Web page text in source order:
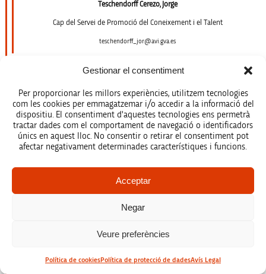
Gestionar el consentiment
Per proporcionar les millors experiències, utilitzem tecnologies
com les cookies per emmagatzemar i/o accedir a la informació del
dispositiu. El consentiment d'aquestes tecnologies ens permetrà
tractar dades com el comportament de navegació o identificadors
únics en aquest lloc. No consentir o retirar el consentiment pot
afectar negativament determinades característiques i funcions.
Acceptar
Negar
Veure preferències
Política de cookiesPolítica de protecció de dadesAvís Legal
Teschendorff Cerezo, Jorge
Cap del Servei de Promoció del Coneixement i el Talent
teschendorff_jor@avi.gva.es
Torrens Marí, Magalí
Tècnica superior